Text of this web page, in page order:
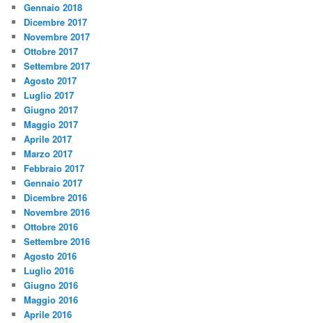
Gennaio 2018
Dicembre 2017
Novembre 2017
Ottobre 2017
Settembre 2017
Agosto 2017
Luglio 2017
Giugno 2017
Maggio 2017
Aprile 2017
Marzo 2017
Febbraio 2017
Gennaio 2017
Dicembre 2016
Novembre 2016
Ottobre 2016
Settembre 2016
Agosto 2016
Luglio 2016
Giugno 2016
Maggio 2016
Aprile 2016